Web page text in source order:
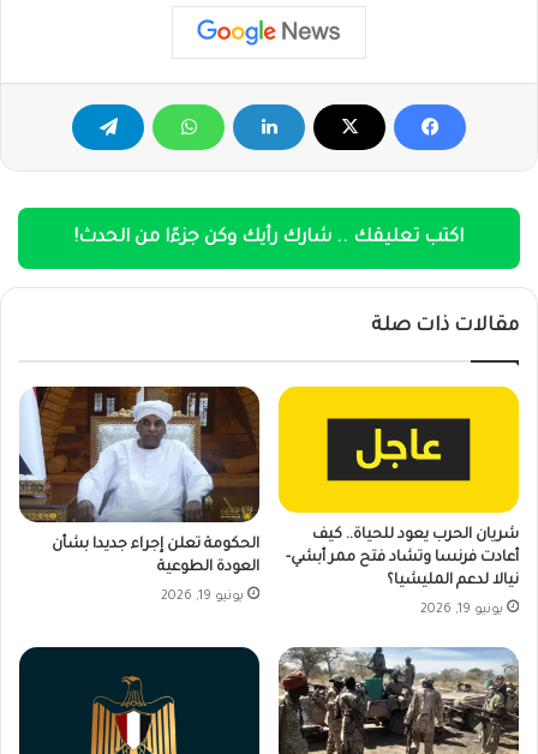
اكتب تعليقك .. شارك رأيك وكن جزءًا من الحدث!
مقالات ذات صلة
شريان الحرب يعود للحياة.. كيف
أعادت فرنسا وتشاد فتح ممر أبشي-
نيالا لدعم المليشيا؟
يونيو 19, 2026
الحكومة تعلن إجراء جديدا بشأن
العودة الطوعية
يونيو 19, 2026